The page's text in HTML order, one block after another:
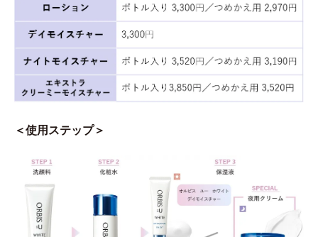
＜使用ステップ＞